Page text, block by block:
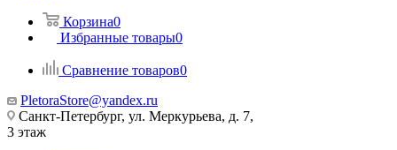
Корзина0
Избранные товары0
Сравнение товаров0
PletoraStore@yandex.ru
Санкт-Петербург, ул. Меркурьева, д. 7,
3 этаж